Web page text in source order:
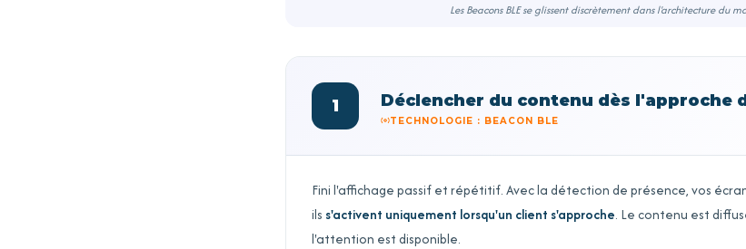
Les Beacons BLE se glissent discrètement dans l'architecture du
1 Déclencher du contenu dès l'approche
TECHNOLOGIE : BEACON BLE
Fini l'affichage passif et répétitif. Avec la détection de présence, vos
ils s'activent uniquement lorsqu'un client s'approche. Le contenu est
l'attention est disponible.